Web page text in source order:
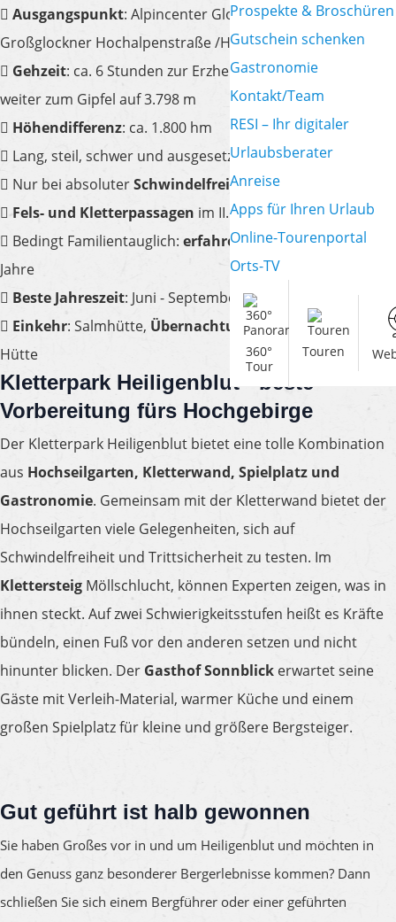
Prospekte & Broschüren
Gutschein schenken
Gastronomie
Kontakt/Team
RESI – Ihr digitaler
Urlaubsberater
Anreise
Apps für Ihren Urlaub
Online-Tourenportal
Orts-TV
360°
Tour
Touren
Ausgangspunkt: Alpincenter Glocknerhaus an der
Großglockner Hochalpenstraße /Heiligenblut
Gehzeit: ca. 6 Stunden zur Erzherzog Johann Hütte, 1,5 h
weiter zum Gipfel auf 3.798 m
Höhendifferenz: ca. 1.800 hm
Lang, steil, schwer und ausgesetzt
Nur bei absoluterSchwindelfreiheit und Trittsicherheit
Fels- und Kletterpassagen im II. Schwierigkeitsgrad
Bedingt Familientauglich: erfahrene Jugendlicheab 14
Jahre
Beste Jahreszeit: Juni - September
Einkehr: Salmhütte, Übernachtung: Erzherzog-Johann-
Hütte
Kletterpark Heiligenblut - beste
Vorbereitung fürs Hochgebirge
Der Kletterpark Heiligenblut bietet eine tolle Kombination
aus Hochseilgarten, Kletterwand, Spielplatz und
Gastronomie. Gemeinsam mit der Kletterwand bietet der
Hochseilgarten viele Gelegenheiten, sich auf
Schwindelfreiheit und Trittsicherheit zu testen. Im
Klettersteig Möllschlucht, können Experten zeigen, was in
ihnen steckt. Auf zwei Schwierigkeitsstufen heißt es Kräfte
bündeln, einen Fuß vor den anderen setzen und nicht
hinunter blicken. Der Gasthof Sonnblick erwartet seine
Gäste mit Verleih-Material, warmer Küche und einem
großen Spielplatz für kleine und größere Bergsteiger.
Gut geführt ist halb gewonnen
Sie haben Großes vor in und um Heiligenblut und möchten in
den Genuss ganz besonderer Bergerlebnisse kommen? Dann
schließen Sie sich einem Bergführer oder einer geführten